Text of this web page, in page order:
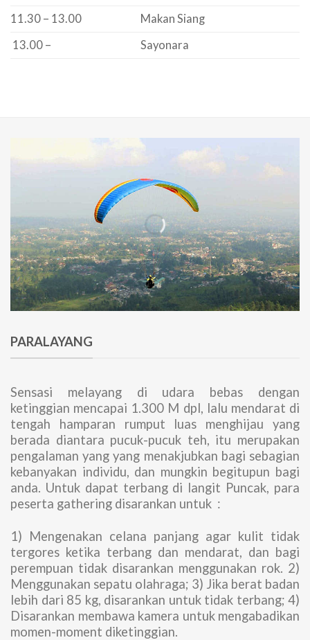
11.30 – 13.00
Makan Siang
13.00 –
Sayonara
PARALAYANG
Sensasi melayang di udara bebas dengan
ketinggian mencapai 1.300 M dpl, lalu mendarat di
tengah hamparan rumput luas menghijau yang
berada diantara pucuk-pucuk teh, itu merupakan
pengalaman yang yang menakjubkan bagi sebagian
kebanyakan individu, dan mungkin begitupun bagi
anda. Untuk dapat terbang di langit Puncak, para
peserta gathering disarankan untuk :
1) Mengenakan celana panjang agar kulit tidak
tergores ketika terbang dan mendarat, dan bagi
perempuan tidak disarankan menggunakan rok. 2)
Menggunakan sepatu olahraga; 3) Jika berat badan
lebih dari 85 kg, disarankan untuk tidak terbang; 4)
Disarankan membawa kamera untuk mengabadikan
momen-moment diketinggian.